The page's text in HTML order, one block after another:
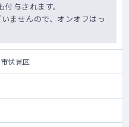
与されます。
ませんので、オンオフはっ
伏見区